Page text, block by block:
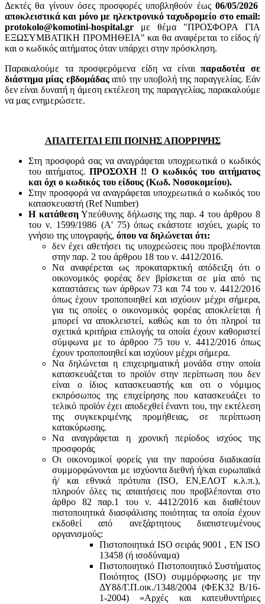
Δεκτές θα γίνουν όσες προσφορές υποβληθούν έως 06/05/2026
αποκλειστικά και μόνο με ηλεκτρονικό ταχυδρομείο στο email:
protokolo@komotini-hospital.gr με θέμα "ΠΡΟΣΦΟΡΑ ΓΙΑ
ΕΞΩΣΥΜΒΑΤΙΚΗ ΠΡΟΜΗΘΕΙΑ" και θα αναφέρεται το είδος ή/
και ο κωδικός αιτήματος όταν υπάρχει στην πρόσκληση.
Παρακαλούμε τα προσφερόμενα είδη να είναιπαραδοτέα σε
διάστημα μίας εβδομάδαςαπό την υποβολή της παραγγελίας. Εάν
δεν είναι δυνατή η άμεση εκτέλεση της παραγγελίας, παρακαλούμε
να μας ενημερώσετε.
ΑΠΑΙΤΕΙΤΑΙ ΕΠΙ ΠΟΙΝΗΣ ΑΠΟΡΡΙΨΗΣ
Στη προσφορά σας να αναγράφεται υποχρεωτικά ο κωδικός
του αιτήματος.ΠΡΟΣΟΧΗ !! Ο κωδικός του αιτήματος
και όχι ο κωδικός του είδους (Κωδ. Νοσοκομείου).
Στην προσφορά να αναγράφεται υποχρεωτικά ο κωδικός του
κατασκευαστή (Ref Number)
Η κατάθεσηΥπεύθυνης δήλωσης της παρ. 4 του άρθρου 8
του ν. 1599/1986 (Α' 75) όπως εκάστοτε ισχύει, χωρίς το
γνήσιο της υπογραφής, όπου να δηλώνεται ότι:
δεν έχει αθετήσει τις υποχρεώσεις που προβλέπονται
στην παρ. 2 του άρθρου 18 του ν. 4412/2016.
Να αναφέρεται ως προκαταρκτική απόδειξη ότι ο
οικονομικός φορέας δεν βρίσκεται σε μία από τις
καταστάσεις των άρθρων 73 και 74 του ν. 4412/2016
όπως έχουν τροποποιηθεί και ισχύουν μέχρι σήμερα,
για τις οποίες ο οικονομικός φορέας αποκλείεται ή
μπορεί να αποκλειστεί, καθώς και το ότι πληροί τα
σχετικά κριτήρια επιλογής τα οποία έχουν καθοριστεί
σύμφωνα με τo άρθροo 75 του ν. 4412/2016 όπως
έχουν τροποποιηθεί και ισχύουν μέχρι σήμερα.
Να δηλώνεται η επιχειρηματική μονάδα στην οποία
κατασκευάζεται το προϊόν στην περίπτωση που δεν
είναι ο ίδιος κατασκευαστής και oτι ο νόμιμος
εκπρόσωπος της επιχείρησης που κατασκευάζει το
τελικό προϊόν έχει αποδεχθεί έναντι του, την εκτέλεση
της συγκεκριμένης προμήθειας, σε περίπτωση
κατακύρωσης.
Να αναγράφεται η χρονική περίοδος ισχύος της
προσφοράς
Οι οικονομικοί φορείς για την παρούσα διαδικασία
συμμορφώνονται με ισχύοντα διεθνή ή/και ευρωπαϊκά
ή/ και εθνικά πρότυπα (ISO, ΕΝ,ΕΛΟΤ κ.λ.π.),
πληρούν όλες τις απαιτήσεις που προβλέπονται στο
άρθρο 82 παρ.1 του ν. 4412/2016 και διαθέτουν
πιστοποιητικά διασφάλισης ποιότητας τα οποία έχουν
εκδοθεί από ανεξάρτητους διαπιστευμένους
οργανισμούς:
Πιστοποιητικά ISO σειράς 9001 , ΕΝ ISO
13458 (ή ισοδύναμα)
Πιστοποιητικό Πιστοποιητικό Συστήματος
Ποιότητος (ISO) συμμόρφωσης με την
ΔΥ8δ/Γ.Π.οικ./1348/2004 (ΦΕΚ32 Β/16-
1-2004) «Αρχές και κατευθυντήριες